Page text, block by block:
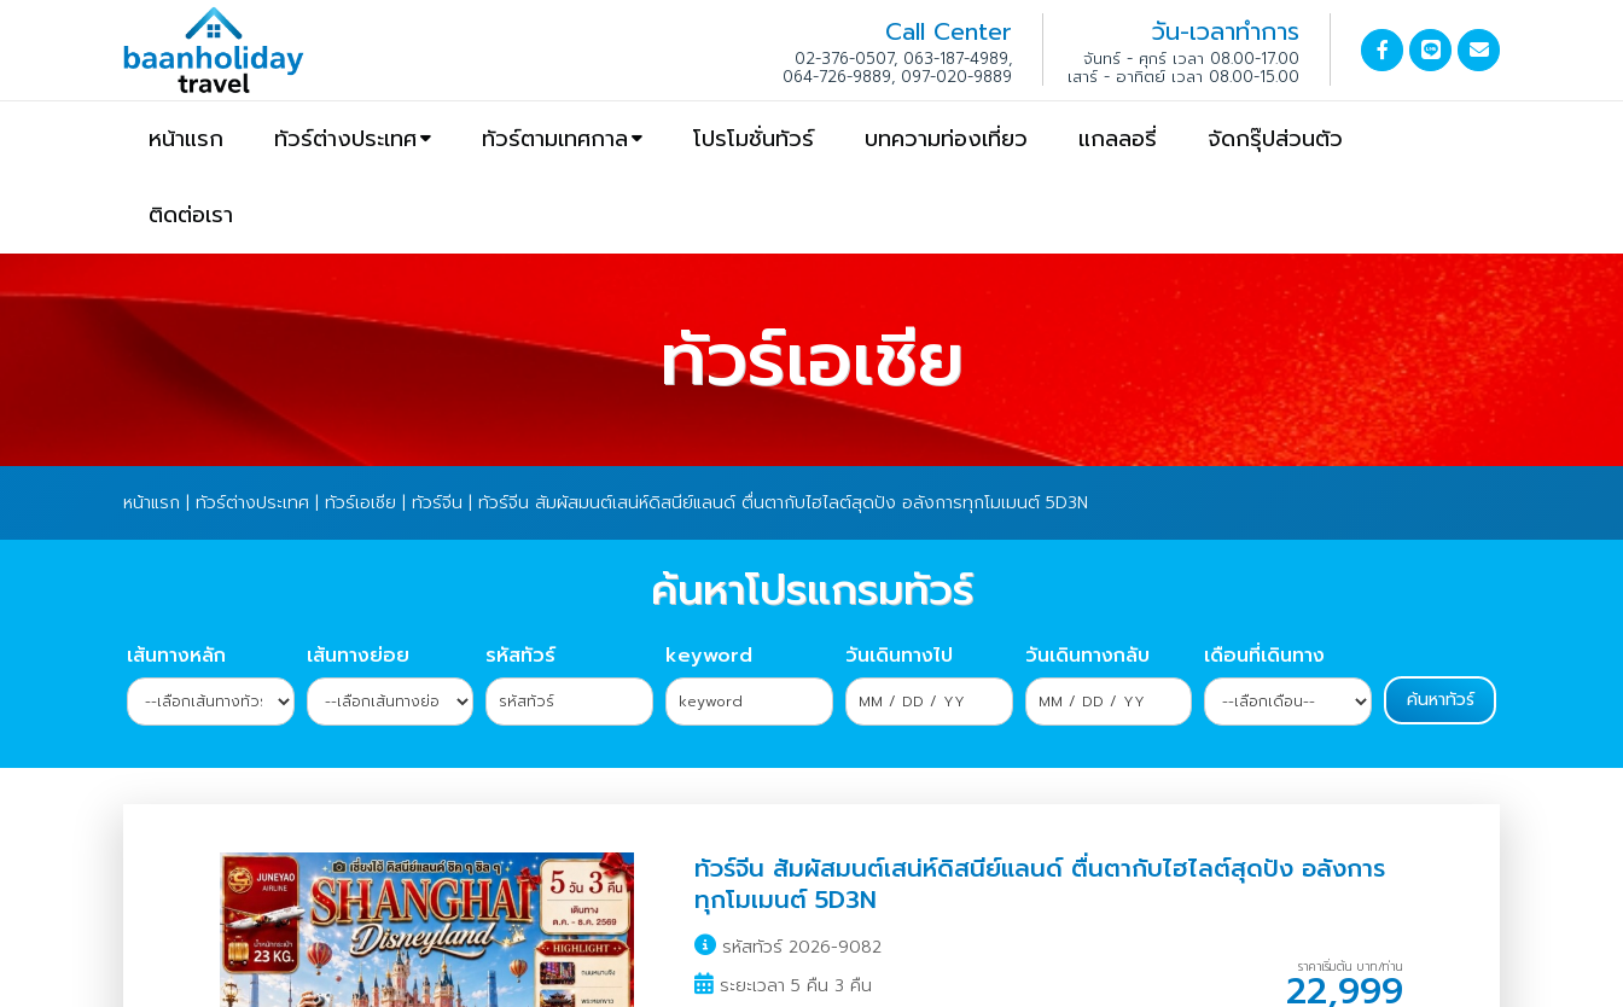
Call Center
02-376-0507, 063-187-4989,
064-726-9889, 097-020-9889
วัน-เวลาทำการ
จันทร์ - ศุกร์ เวลา 08.00-17.00
เสาร์ - อาทิตย์ เวลา 08.00-15.00
หน้าแรก ทัวร์ต่างประเทศ ทัวร์ตามเทศกาล โปรโมชั่นทัวร์ บทความท่องเที่ยว แกลลอรี่ จัดกรุ๊ปส่วนตัว
ติดต่อเรา
ทัวร์เอเชีย
หน้าแรก | ทัวร์ต่างประเทศ | ทัวร์เอเชีย | ทัวร์จีน | ทัวร์จีน สัมผัสมนต์เสน่ห์ดิสนีย์แลนด์ ตื่นตากับไฮไลต์สุดปัง อลังการทุกโมเมนต์ 5D3N
ค้นหาโปรแกรมทัวร์
เส้นทางหลัก เส้นทางย่อย รหัสทัวร์ keyword วันเดินทางไป วันเดินทางกลับ เดือนที่เดินทาง
ทัวร์จีน สัมผัสมนต์เสน่ห์ดิสนีย์แลนด์ ตื่นตากับไฮไลต์สุดปัง อลังการ
ทุกโมเมนต์ 5D3N
รหัสทัวร์ 2026-9082
ระยะเวลา 5 คืน 3 คืน
ราคาเริ่มต้น บาท/ท่าน
22,999